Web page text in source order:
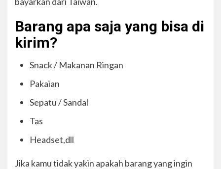
Barang apa saja yang bisa di
kirim?
Snack / Makanan Ringan
Pakaian
Sepatu / Sandal
Tas
Headset,dll
Jika kamu tidak yakin apakah barang yang ingin